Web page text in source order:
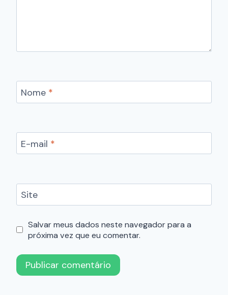
Nome *
E-mail *
Site
Salvar meus dados neste navegador para a
próxima vez que eu comentar.